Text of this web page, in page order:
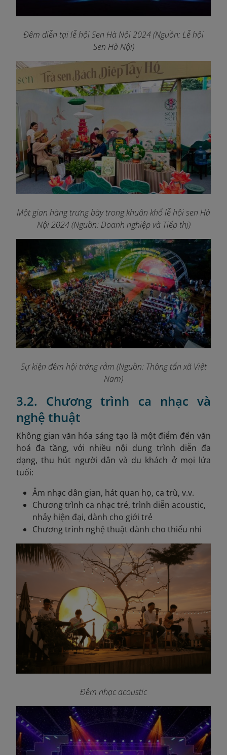
Đêm diễn tại lễ hội Sen Hà Nội 2024 (Nguồn: Lễ hội
Sen Hà Nội)
Một gian hàng trưng bày trong khuôn khổ lễ hội sen Hà
Nội 2024 (Nguồn: Doanh nghiệp và Tiếp thị)
Sự kiện đêm hội trăng rằm (Nguồn: Thông tấn xã Việt
Nam)
3.2. Chương trình ca nhạc và
nghệ thuật
Không gian văn hóa sáng tạo là một điểm đến văn
hoá đa tầng, với nhiều nội dung trình diễn đa
dạng, thu hút người dân và du khách ở mọi lứa
tuổi:
Âm nhạc dân gian, hát quan họ, ca trù, v.v.
Chương trình ca nhạc trẻ, trình diễn acoustic,
nhảy hiện đại, dành cho giới trẻ
Chương trình nghệ thuật dành cho thiếu nhi
Đêm nhạc acoustic